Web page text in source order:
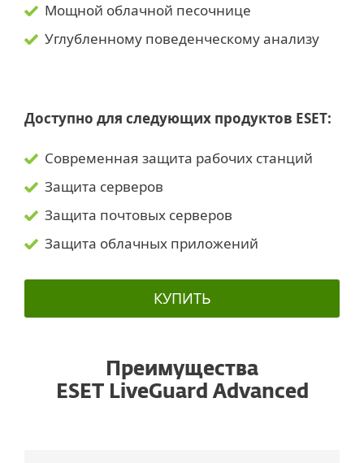
Мощной облачной песочнице
Углубленному поведенческому анализу
Доступно для следующих продуктов ESET:
Современная защита рабочих станций
Защита серверов
Защита почтовых серверов
Защита облачных приложений
КУПИТЬ
Преимущества
ESET LiveGuard Advanced